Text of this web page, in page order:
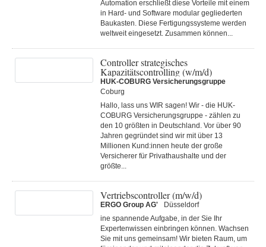
Automation erschließt diese Vorteile mit einem
in Hard- und Software modular gegliederten
Baukasten. Diese Fertigungs­systeme werden
weltweit eingesetzt. Zusammen können...
Controller strategisches
Kapazitätscontrolling (w/m/d)
HUK-COBURG Versicherungsgruppe
Coburg
Hallo, lass uns WIR sagen! Wir - die HUK-
COBURG Versicherungsgruppe - zählen zu
den 10 größten in Deutschland. Vor über 90
Jahren gegründet sind wir mit über 13
Millionen Kund:innen heute der große
Versicherer für Privathaushalte und der
größte...
Vertriebscontroller (m/w/d)
ERGO Group AG'
Düsseldorf
ine spannende Aufgabe, in der Sie Ihr
Expertenwissen einbringen können. Wachsen
Sie mit uns gemeinsam! Wir bieten Raum, um